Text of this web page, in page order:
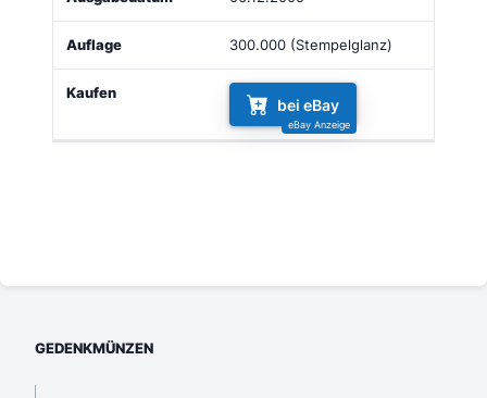
300.000 (Stempelglanz)
bei eBay
GEDENKMÜNZEN